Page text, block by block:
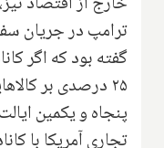
ترامپ در جریان
گفته بود که اگر
۲۵ درصدی بر
پنجاه و یکمین